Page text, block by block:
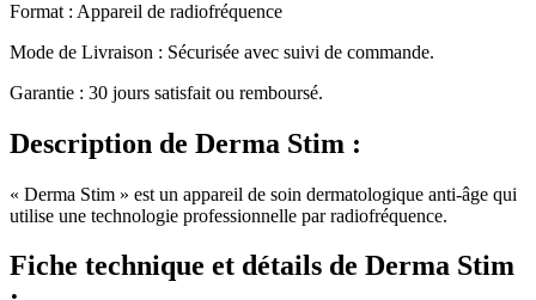
Format : Appareil de radiofréquence
Mode de Livraison : Sécurisée avec suivi de commande.
Garantie : 30 jours satisfait ou remboursé.
Description de Derma Stim :
« Derma Stim » est un appareil de soin dermatologique anti-âge qui
utilise une technologie professionnelle par radiofréquence.
Fiche technique et détails de Derma Stim